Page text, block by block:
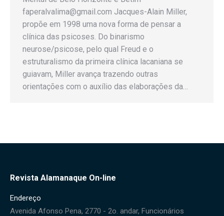
faperalvalima@gmail.com Jacques-Alain Miller,
propõe em 1998 uma nova forma de pensar a
clínica das psicoses. Do binarismo
neurose/psicose, pelo qual Freud e o
estruturalismo da primeira clínica lacaniana se
guiavam, Miller avança trazendo outras
orientações com o auxílio das elaborações da…
Revista Alamanaque On-line
Endereço
Avenida Afonso Pena, 2770 - 2o. andar, Funcionários